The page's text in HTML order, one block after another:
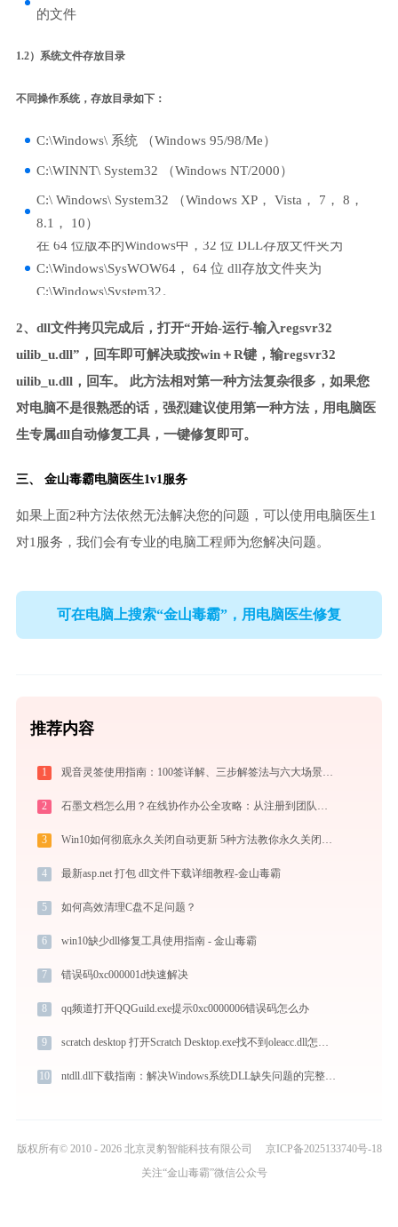
的文件
1.2）系统文件存放目录
不同操作系统，存放目录如下：
C:\Windows\ 系统 （Windows 95/98/Me）
C:\WINNT\ System32 （Windows NT/2000）
C:\ Windows\ System32 （Windows XP， Vista， 7， 8，
8.1， 10）
在 64 位版本的Windows中，32 位 DLL存放文件夹为
C:\Windows\SysWOW64， 64 位 dll存放文件夹为
C:\Windows\System32。
2、dll文件拷贝完成后，打开“开始-运行-输入regsvr32
uilib_u.dll”，回车即可解决或按win＋R键，输regsvr32
uilib_u.dll，回车。 此方法相对第一种方法复杂很多，如果您
对电脑不是很熟悉的话，强烈建议使用第一种方法，用电脑医
生专属dll自动修复工具，一键修复即可。
三、 金山毒霸电脑医生1v1服务
如果上面2种方法依然无法解决您的问题，可以使用电脑医生1
对1服务，我们会有专业的电脑工程师为您解决问题。
可在电脑上搜索“金山毒霸”，用电脑医生修复
推荐内容
1 观音灵签使用指南：100签详解、三步解签法与六大场景解读
2 石墨文档怎么用？在线协作办公全攻略：从注册到团队高效协同
3 Win10如何彻底永久关闭自动更新 5种方法教你永久关闭win10自动更新
4 最新asp.net 打包 dll文件下载详细教程-金山毒霸
5 如何高效清理C盘不足问题？
6 win10缺少dll修复工具使用指南 - 金山毒霸
7 错误码0xc000001d快速解决
8 qq频道打开QQGuild.exe提示0xc0000006错误码怎么办
9 scratch desktop 打开Scratch Desktop.exe找不到oleacc.dll怎么办
10 ntdll.dll下载指南：解决Windows系统DLL缺失问题的完整方案（适用于Win7/10/11）
版权所有© 2010 - 2026 北京灵豹智能科技有限公司
京ICP备2025133740号-18
关注“金山毒霸”微信公众号